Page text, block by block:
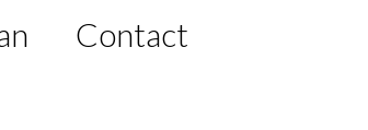
Contact